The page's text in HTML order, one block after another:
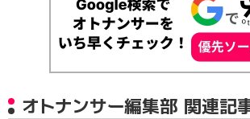
オトナンサー編集部 関連記